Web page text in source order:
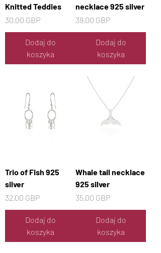
Knitted Teddies
Cena
30,00 GBP
Dodaj do
koszyka
necklace 925 silver
Cena
39,00 GBP
Dodaj do
koszyka
Trio of Fish 925
silver
Cena
32,00 GBP
Dodaj do
koszyka
Whale tail necklace
925 silver
Cena
35,00 GBP
Dodaj do
koszyka